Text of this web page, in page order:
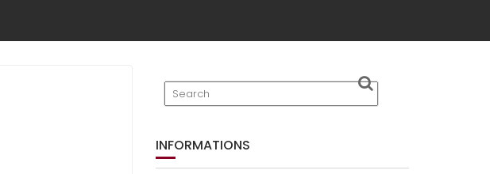
INFORMATIONS